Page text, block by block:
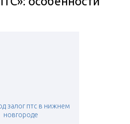
залог птс в нижнем
новгороде